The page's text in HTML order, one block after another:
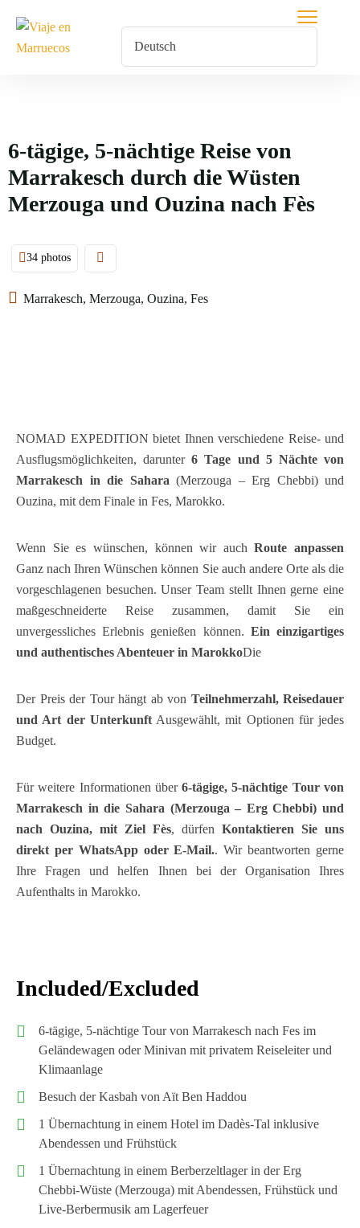
6-tägige, 5-nächtige Reise von
Marrakesch durch die Wüsten
Merzouga und Ouzina nach Fès
34 photos
Marrakesch, Merzouga, Ouzina, Fes
NOMAD EXPEDITION bietet Ihnen verschiedene Reise- und
Ausflugsmöglichkeiten, darunter6 Tage und 5 Nächte von
Marrakesch in die Sahara (Merzouga – Erg Chebbi) und
Ouzina, mit dem Finale in Fes, Marokko.
Wenn Sie es wünschen, können wir auchRoute anpassen
Ganz nach Ihren Wünschen können Sie auch andere Orte als die
vorgeschlagenen besuchen. Unser Team stellt Ihnen gerne eine
maßgeschneiderte Reise zusammen, damit Sie ein
unvergessliches Erlebnis genießen können. Ein einzigartiges
und authentisches Abenteuer in MarokkoDie
Der Preis der Tour hängt ab von Teilnehmerzahl, Reisedauer
und Art der UnterkunftAusgewählt, mit Optionen für jedes
Budget.
Für weitere Informationen über6-tägige, 5-nächtige Tour von
Marrakesch in die Sahara (Merzouga – Erg Chebbi) und
nach Ouzina, mit Ziel Fès, dürfen Kontaktieren Sie uns
direkt per WhatsApp oder E-Mail.. Wir beantworten gerne
Ihre Fragen und helfen Ihnen bei der Organisation Ihres
Aufenthalts in Marokko.
Included/Excluded
6-tägige, 5-nächtige Tour von Marrakesch nach Fes im
Geländewagen oder Minivan mit privatem Reiseleiter und
Klimaanlage
Besuch der Kasbah von Aït Ben Haddou
1 Übernachtung in einem Hotel im Dadès-Tal inklusive
Abendessen und Frühstück
1 Übernachtung in einem Berberzeltlager in der Erg
Chebbi-Wüste (Merzouga) mit Abendessen, Frühstück und
Live-Berbermusik am Lagerfeuer